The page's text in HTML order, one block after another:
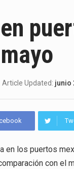
El
El Tribunal
El
La
El
Article Updated: junio
en los puertos
con el